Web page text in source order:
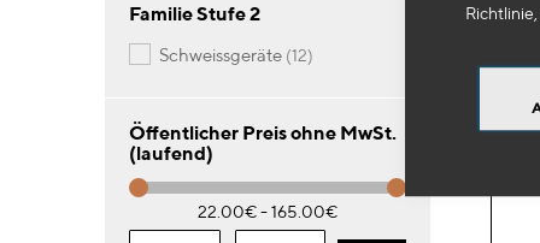
Familie Stufe 2
schweissgeräte 12Artikel
Öffentlicher Preis ohne MwSt.
(laufend)
22.00€ - 165.00€